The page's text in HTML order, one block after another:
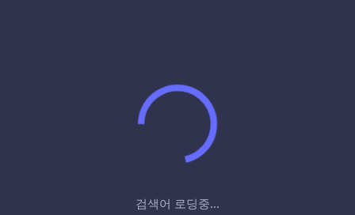
검색어 로딩중...